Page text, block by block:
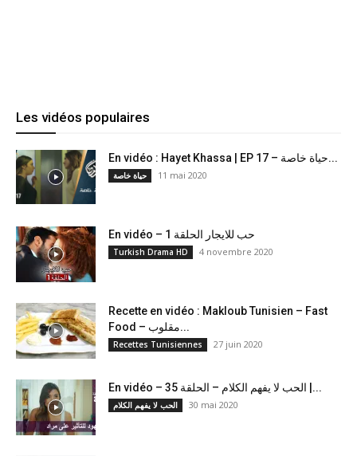
Les vidéos populaires
En vidéo : Hayet Khassa | EP 17 – حياة خاصة...
حياة خاصة 11 mai 2020
En vidéo – حب للايجار الحلقة 1
Turkish Drama HD 4 novembre 2020
Recette en vidéo : Makloub Tunisien – Fast
Food – مقلوب...
Recettes Tunisiennes 27 juin 2020
En vidéo – الحب لا يفهم الكلام – الحلقة 35 |...
الحب لا يفهم الكلام 30 mai 2020